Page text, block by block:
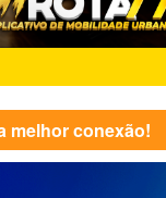
melhor conexão!